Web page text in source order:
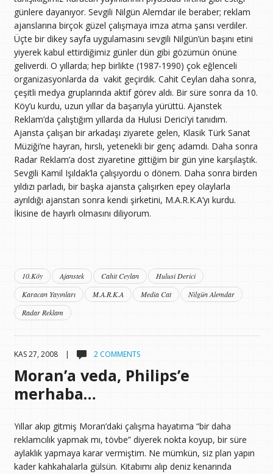
günlere dayanıyor. Sevgili Nilgün Alemdar ile beraber; reklam
ajanslarına birçok güzel çalışmaya imza atma şansı verdiler.
Üçte bir dikey sayfa uygulamasını sevgili Nilgün’ün başını etini
yiyerek kabul ettirdiğimiz günler dün gibi gözümün önüne
geliverdi. O yıllarda; hep birlikte (1987-1990) çok eğlenceli
organizasyonlarda da vakit geçirdik. Cahit Ceylan daha sonra,
çeşitli medya gruplarında aktif görev aldı. Bir süre sonra da 10.
Köy’u kurdu, uzun yıllar da başarıyla yürüttü. Ajanstek
Reklam’da çalıştığım yıllarda da Hulusi Derici’yi tanıdım.
Ajansta çalışan bir arkadaşı ziyarete gelen, Klasik Türk Sanat
Müziği’ne hayran, hırslı, yetenekli bir genç adamdı. Daha sonra
Radar Reklam’a dost ziyaretine gittiğim bir gün yine karşılaştık.
Sevgili Kamil Işıldak’la çalışıyordu o dönem. Daha sonra birden
yıldızı parladı, bir başka ajansta çalışırken epey olaylarla
ayrıldığı ajanstan sonra kendi şirketini, M.A.R.K.A’yı kurdu.
İkisine de hayırlı olmasını diliyorum.
10.Köy Ajanstek Cahit Ceylan
Hulusi Derici
Karacan Yayınları
M.A.R.K.A Media Cat
Nilgün Alemdar
Radar Reklam
KAS 27, 2008 | 2 COMMENTS
Moran’a veda, Philips’e
merhaba…
Yıllar akıp gitmiş Moran’daki çalışma hayatıma “bir daha
reklamcılık yapmak mı, tövbe” diyerek nokta koyup, bir süre
aylaklık yapmaya karar vermiştim. Ne mümkün, siz plan yapın
kader kahkahalarla gülsün. Kitabımı alıp deniz kenarında